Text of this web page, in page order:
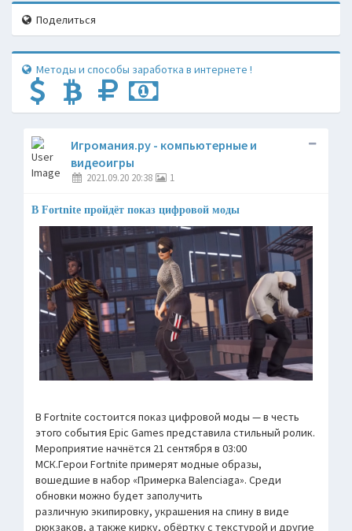
Поделиться
Методы и способы заработка в интернете !
Игромания.ру - компьютерные и
видеоигры
2021.09.20 20:38 1
В Fortnite пройдёт показ цифровой моды
В Fortnite состоится показ цифровой моды — в честь
этого события Epic Games представила стильный ролик.
Мероприятие начнётся 21 сентября в 03:00
МСК.Герои Fortnite примерят модные образы,
вошедшие в набор «Примерка Balenciaga». Среди
обновки можно будет заполучить
различную экипировку, украшения на спину в виде
рюкзаков, а также кирку, обёртку с текстурой и другие